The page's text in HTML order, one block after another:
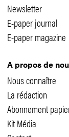
Newsletter
E-paper journal
E-paper magazine
A propos de
Nous connaître
La rédaction
Abonnement
Kit Média